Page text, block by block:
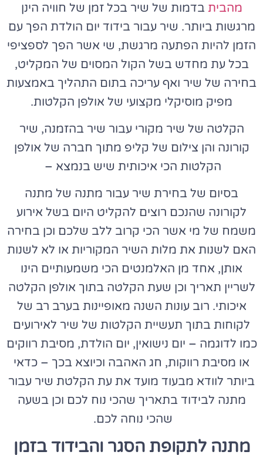
מהביתבדמות של שיר בכל זמן של חוויה הינן
מרגשות ביותר. שיר עבור בידוד יום הולדתהפך עם
הזמן להיות הפתעה מרגשת, שי אשר הפך לספציפי
בכל עת מחדש בשל הקול המסוים של המקליט,
בחירה של שיר ואף עריכה בתום התהליך באמצעות
מפיק מוסיקלי מקצועי של אולפן הקלטות.
הקלטה של שיר מקורי עבור שיר בהזמנה, שיר
קורונה והן צילום של קליפ מתוך חברה של אולפן
הקלטות הכי איכותית שיש בנמצא –
בסיום של בחירת שיר עבור מתנה של מתנה
לקורונהשהנכם רוצים להקליט היום בשל אירוע
משמח של מי אשר הכי קרוב ללב שלכם וכן בחירה
האם לשנות את מלות השיר המקוריות או לא לשנות
אותן, אחד מן האלמנטים הכי משמעותיים הינו
לשריין תאריך וכן שעת הקלטה בתוך אולפן הקלטה
איכותי. רוב עונות השנה מאופיינות בערב רב של
לקוחות בתוך תעשיית הקלטות של שיר לאירועים
כמו לדוגמה – יום נישואין, יום הולדת, מסיבת רווקים
או מסיבת רווקות, חג האהבה וכיוצא בכך – כדאי
ביותר לוודא מבעוד מועד את עת הקלטת שיר עבור
מתנה לבידודבתאריך שהכי נוח לכם וכן בשעה
שהכי נוחה לכם.
מתנה לתקופת הסגר והבידוד בזמן